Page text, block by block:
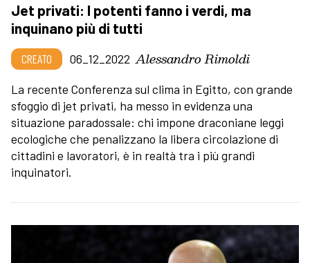
Jet privati: I potenti fanno i verdi, ma
inquinano più di tutti
CREATO 06_12_2022 Alessandro Rimoldi
La recente Conferenza sul clima in Egitto, con grande
sfoggio di jet privati, ha messo in evidenza una
situazione paradossale: chi impone draconiane leggi
ecologiche che penalizzano la libera circolazione di
cittadini e lavoratori, è in realtà tra i più grandi
inquinatori.